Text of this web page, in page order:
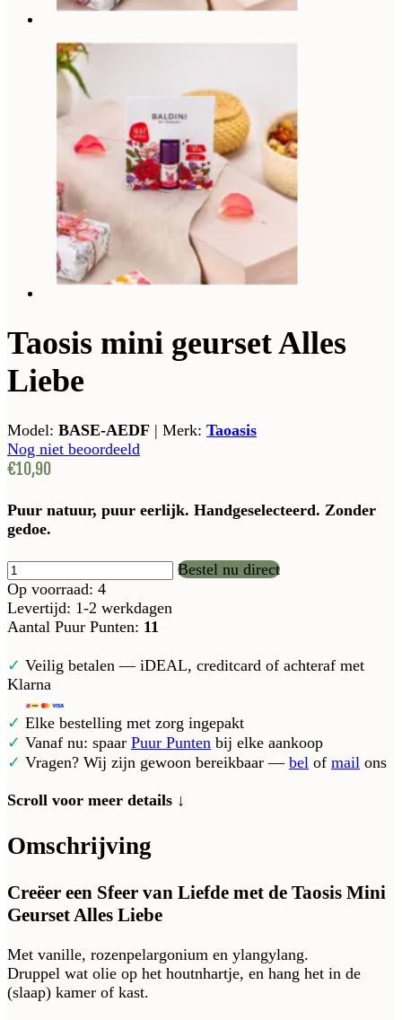
Taosis mini geurset Alles
Liebe
Model: BASE-AEDF | Merk: Taoasis
Nog niet beoordeeld
€10,90
Puur natuur, puur eerlijk. Handgeselecteerd. Zonder
gedoe.
Bestel nu direct
Op voorraad: 4
Levertijd: 1-2 werkdagen
Aantal Puur Punten: 11
✓ Veilig betalen — iDEAL, creditcard of achteraf met
Klarna
✓ Elke bestelling met zorg ingepakt
✓ Vanaf nu: spaar Puur Punten bij elke aankoop
✓ Vragen? Wij zijn gewoon bereikbaar — bel of mail ons
Scroll voor meer details ↓
Omschrijving
Creëer een Sfeer van Liefde met de Taosis Mini
Geurset Alles Liebe
Met vanille, rozenpelargonium en ylangylang.
Druppel wat olie op het houtnhartje, en hang het in de
(slaap) kamer of kast.